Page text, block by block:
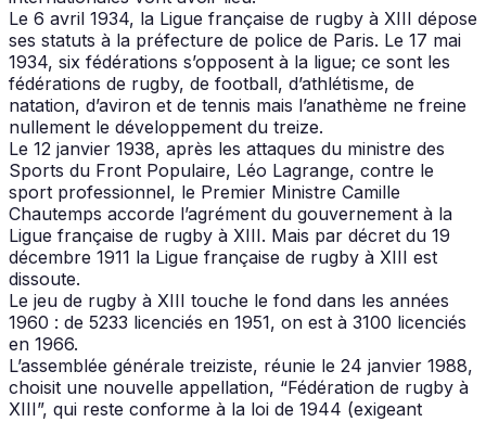
Le 6 avril 1934, la Ligue française de rugby à XIII dépose
ses statuts à la préfecture de police de Paris. Le 17 mai
1934, six fédérations s’opposent à la ligue; ce sont les
fédérations de rugby, de football, d’athlétisme, de
natation, d’aviron et de tennis mais l’anathème ne freine
nullement le développement du treize.
Le 12 janvier 1938, après les attaques du ministre des
Sports du Front Populaire, Léo Lagrange, contre le
sport professionnel, le Premier Ministre Camille
Chautemps accorde l’agrément du gouvernement à la
Ligue française de rugby à XIII. Mais par décret du 19
décembre 1911 la Ligue française de rugby à XIII est
dissoute.
Le jeu de rugby à XIII touche le fond dans les années
1960 : de 5233 licenciés en 1951, on est à 3100 licenciés
en 1966.
L’assemblée générale treiziste, réunie le 24 janvier 1988,
choisit une nouvelle appellation, “Fédération de rugby à
XIII”, qui reste conforme à la loi de 1944 (exigeant